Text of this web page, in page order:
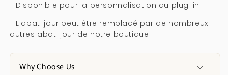
- Disponible pour la personnalisation du plug-in
- L'abat-jour peut être remplacé par de nombreux
autres abat-jour de notre boutique
Why Choose Us